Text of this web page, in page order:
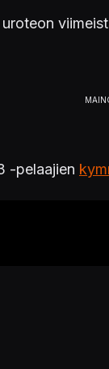
-pelaajien